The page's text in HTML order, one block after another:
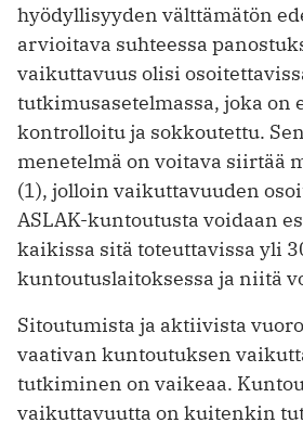
hyödyllisyyden välttämätön
arvioitava suhteessa
vaikuttavuus olisi
tutkimusasetelmassa, joka on
kontrolloitu ja sokkoutettu.
menetelmä on voitava siirtää
(1), jolloin vaikuttavuuden
ASLAK-kuntoutusta voidaan
kaikissa sitä toteuttavissa yli
kuntoutuslaitoksessa ja niitä
Sitoutumista ja aktiivista
vaativan kuntoutuksen
tutkiminen on vaikeaa.
vaikuttavuutta on kuitenkin